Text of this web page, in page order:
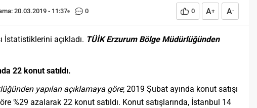
20.03.2019 - 11:37 0 0 A+ A-
İstatistiklerini açıkladı. TÜİK Erzurum Bölge Müdürlüğünden
22 konut satıldı.
yapılan açıklamaya göre; 2019 Şubat ayında konut satışı
%29 azalarak 22 konut satıldı. Konut satışlarında, İstanbul 14